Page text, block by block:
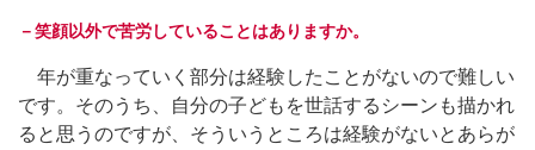
－笑顔以外で苦労していることはありますか。
年が重なっていく部分は経験したことがないので難しい
です。そのうち、自分の子どもを世話するシーンも描かれ
ると思うのですが、そういうところは経験がないとあらが